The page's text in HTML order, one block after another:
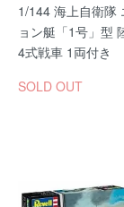
1/144 海上自衛隊
ョン艇「1号」型
4式戦車 1両付き
SOLD OUT